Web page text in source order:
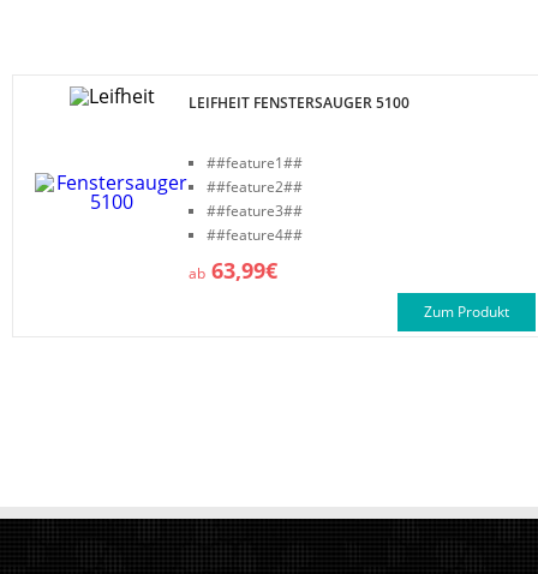
LEIFHEIT FENSTERSAUGER 5100
##feature1##
##feature2##
##feature3##
##feature4##
ab 63,99€
Zum Produkt